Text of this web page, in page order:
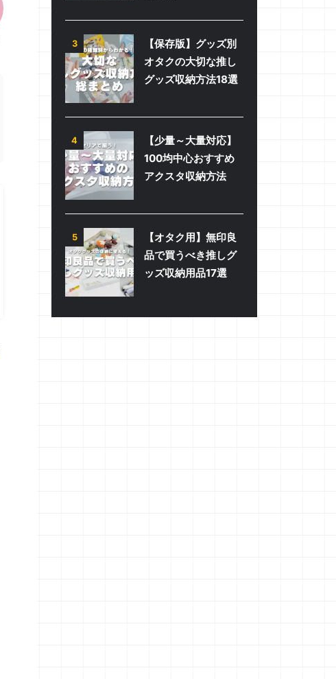
3
【保存版】グッズ別
オタクの大切な推し
グッズ収納方法18選
4
【少量～大量対応】
100均中心おすすめ
アクスタ収納方法
5
【オタク用】無印良
品で買うべき推しグ
ッズ収納用品17選